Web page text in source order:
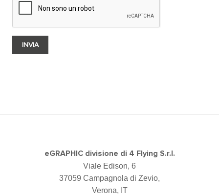
eGRAPHIC divisione di 4 Flying S.r.l.
Viale Edison, 6
37059 Campagnola di Zevio,
Verona, IT